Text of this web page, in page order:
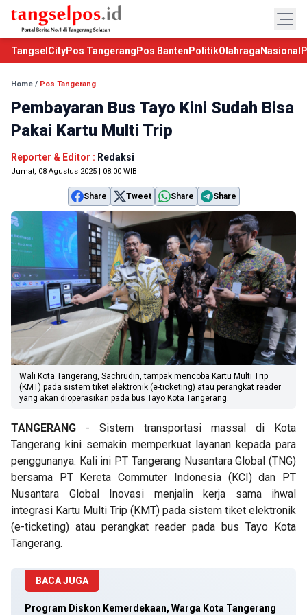
TangselCityPos Tangerang Pos Banten PolitikOlahraga Nasional
Home / Pos Tangerang
Pembayaran Bus Tayo Kini Sudah Bisa
Pakai Kartu Multi Trip
Reporter & Editor : Redaksi
Jumat, 08 Agustus 2025 | 08:00 WIB
Share Tweet Share Share
Wali Kota Tangerang, Sachrudin, tampak mencoba Kartu Multi Trip
(KMT) pada sistem tiket elektronik (e-ticketing) atau perangkat reader
yang akan dioperasikan pada bus Tayo Kota Tangerang.
TANGERANG - Sistem transportasi massal di Kota
Tangerang kini semakin memperkuat layanan kepada para
penggunanya. Kali ini PT Tangerang Nusantara Global (TNG)
bersama PT Kereta Commuter Indonesia (KCI) dan PT
Nusantara Global Inovasi menjalin kerja sama ihwal
integrasi Kartu Multi Trip (KMT) pada sistem tiket elektronik
(e-ticketing) atau perangkat reader pada bus Tayo Kota
Tangerang.
BACA JUGA
Program Diskon Kemerdekaan, Warga Kota Tangerang